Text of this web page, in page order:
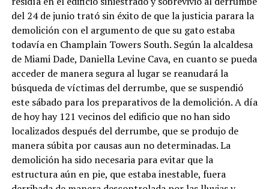
del 24 de junio trató sin éxito de que la justicia parara la
demolición con el argumento de que su gato estaba
todavía en Champlain Towers South. Según la alcaldesa
de Miami Dade, Daniella Levine Cava, en cuanto se pueda
acceder de manera segura al lugar se reanudará la
búsqueda de víctimas del derrumbe, que se suspendió
este sábado para los preparativos de la demolición. A día
de hoy hay 121 vecinos del edificio que no han sido
localizados después del derrumbe, que se produjo de
manera súbita por causas aun no determinadas. La
demolición ha sido necesaria para evitar que la
estructura aún en pie, que estaba inestable, fuera